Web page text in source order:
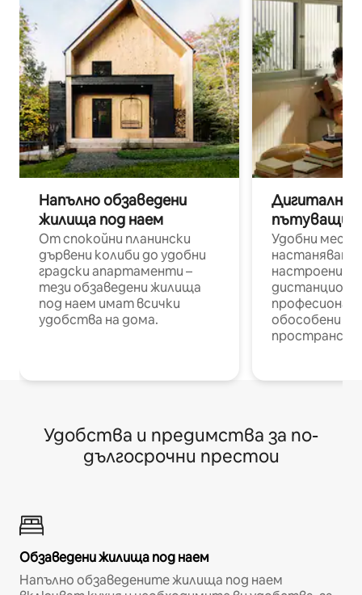
Напълно обзаведени
жилища под наем
От спокойни планински
дървени колиби до удобни
градски апартаменти –
тези обзаведени жилища
под наем имат всички
удобства на дома.
Дигитални
пътуващи
Удобни
настаняване
настроени и
обособени
Удобства и предимства за по-
дългосрочни престои
Обзаведени жилища под наем
Напълно обзаведените жилища под наем